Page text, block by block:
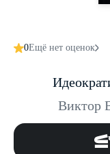
0Ещё нет оценок
Виктор